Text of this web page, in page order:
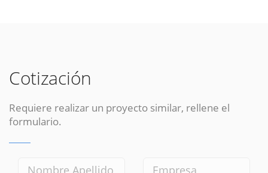
Cotización
Requiere realizar un proyecto similar, rellene el
formulario.